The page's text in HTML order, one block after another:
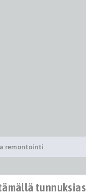
remontointi